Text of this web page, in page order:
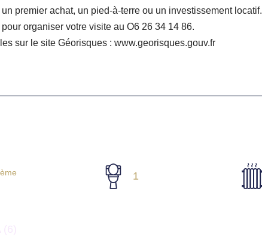
premier achat, un pied-à-terre ou un investissement locatif.
organiser votre visite au O6 26 34 14 86.
sur le site Géorisques : www.georisques.gouv.fr
ème 1